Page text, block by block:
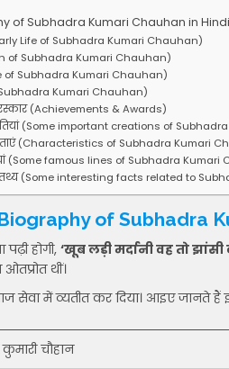
of Subhadra Kumari Chauhan in Hindi
Life of Subhadra Kumari Chauhan)
of Subhadra Kumari Chauhan)
of Subhadra Kumari Chauhan)
Subhadra Kumari Chauhan)
(Achievements & Awards)
(Some important creations of
(Characteristics of Subhadra Kumari
(Some famous lines of Subhadra
तथ्य (Some interesting facts related to
of Subhadra
होगी, ‘खूब लड़ी मर्दानी वह तो झांसी
थीं।
सेवा में व्यतीत कर दिया। आइए
कुमारी चौहान